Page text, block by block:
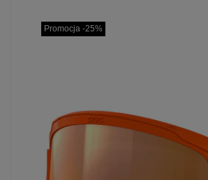
Promocja -25%